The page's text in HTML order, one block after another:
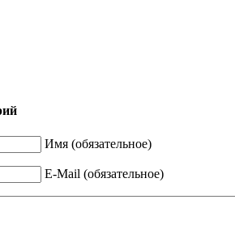
Имя (обязательное)
E-Mail (обязательное)